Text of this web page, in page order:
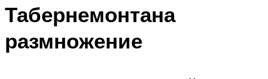
Табернемонтана
размножение